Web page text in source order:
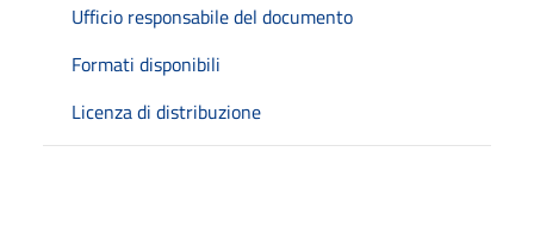
Ufficio responsabile del documento
Formati disponibili
Licenza di distribuzione